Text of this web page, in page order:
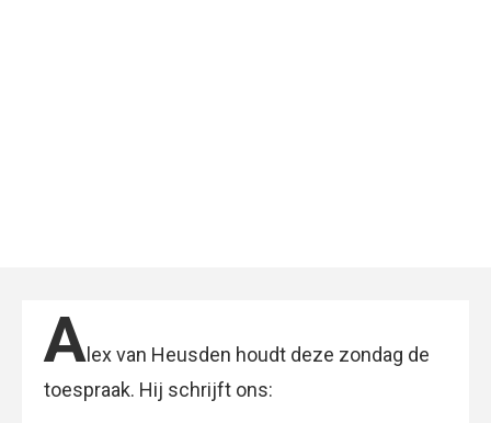
A lex van Heusden houdt deze zondag de
toespraak. Hij schrijft ons: